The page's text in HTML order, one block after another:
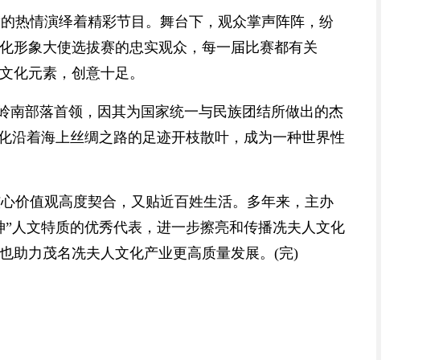
热情演绎着精彩节目。舞台下，观众掌声阵阵，纷
形象大使选拔赛的忠实观众，每一届比赛都有关
化元素，创意十足。
南部落首领，因其为国家统一与民族团结所做出的杰
沿着海上丝绸之路的足迹开枝散叶，成为一种世界性
价值观高度契合，又贴近百姓生活。多年来，主办
人文特质的优秀代表，进一步擦亮和传播冼夫人文化
助力茂名冼夫人文化产业更高质量发展。(完)